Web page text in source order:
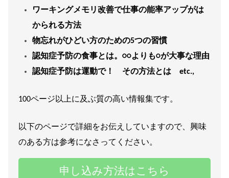
ワーキングメモリ改善で仕事の能率アップがは
かられる方法
物忘れがひどい方のための5つの習慣
認知症予防の食事とは。○○よりも○が大事な理由
認知症予防は運動で！ その方法とは etc.,
100ページ以上に及ぶ質の高い情報集です。
以下のページで詳細をお伝えしていますので、興味
のある方は参考になさってください。
申し込み方法はこちら